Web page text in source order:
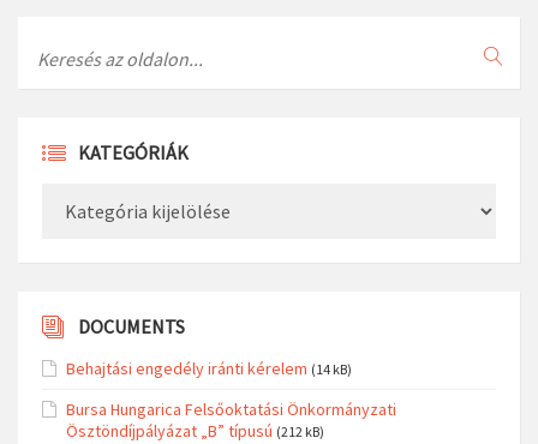
KATEGÓRIÁK
DOCUMENTS
Behajtási engedély iránti kérelem (14 kB)
Bursa Hungarica Felsőoktatási Önkormányzati
Ösztöndíjpályázat „B” típusú (212 kB)